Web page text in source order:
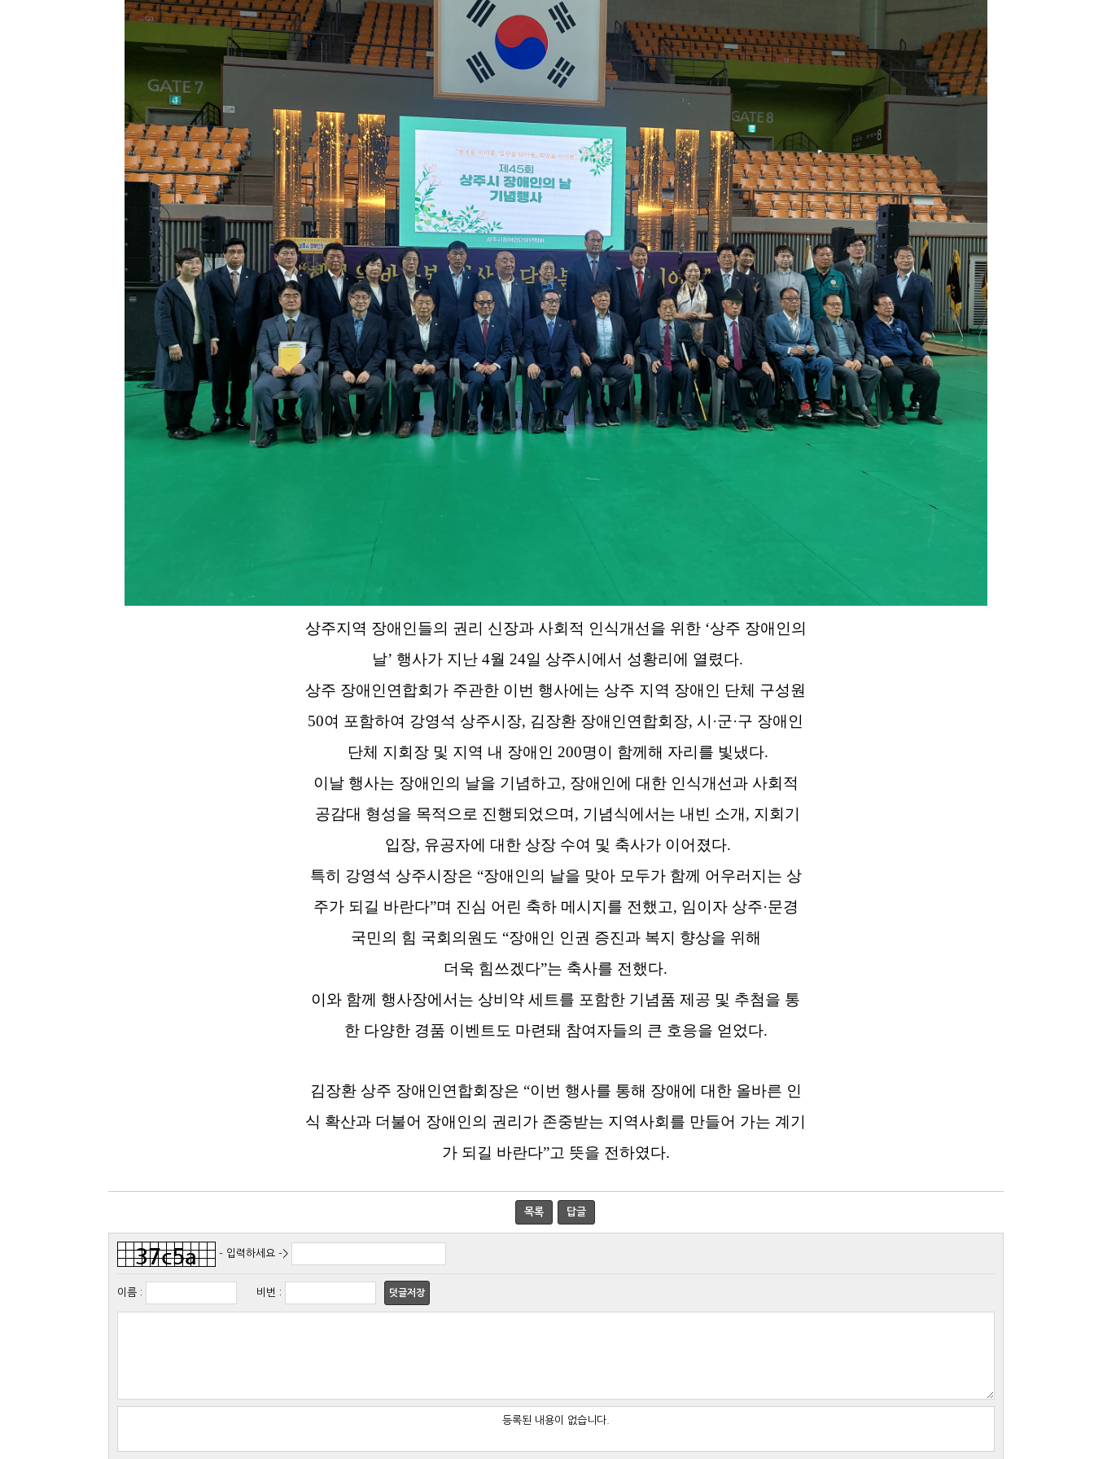
상주지역 장애인들의 권리 신장과 사회적 인식개선을 위한 ‘상주 장애인의
날’ 행사가 지난 4월 24일 상주시에서 성황리에 열렸다.
상주 장애인연합회가 주관한 이번 행사에는 상주 지역 장애인 단체 구성원
50여 포함하여 강영석 상주시장, 김장환 장애인연합회장, 시 ·군·구 장애인
단체 지회장 및 지역 내 장애인 200명이 함께해 자리를 빛냈다.
이날 행사는 장애인의 날을 기념하고, 장애인에 대한 인식개선과 사회적
공감대 형성을 목적으로 진행되었으며 , 기념식에서는 내빈 소개 , 지회기
입장, 유공자에 대한 상장 수여 및 축사가 이어졌다.
특히 강영석 상주시장은 “장애인의 날을 맞아 모두가 함께 어우러지는 상
주가 되길 바란다”며 진심 어린 축하 메시지를 전했고, 임이자 상주·문경
국민의 힘 국회의원도 “장애인 인권 증진과 복지 향상을 위해
더욱 힘쓰겠다”는 축사를 전했다.
이와 함께 행사장에서는 상비약 세트를 포함한 기념품 제공 및 추첨을 통
한 다양한 경품 이벤트도 마련돼 참여자들의 큰 호응을 얻었다.
김장환 상주 장애인연합회장은 “이번 행사를 통해 장애에 대한 올바른 인
식 확산과 더불어 장애인의 권리가 존중받는 지역사회를 만들어 가는 계기
가 되길 바란다”고 뜻을 전하였다.
목록 답글
- 입력하세요 ->
이름: 비번 : 덧글저장
등록된 내용이 없습니다.